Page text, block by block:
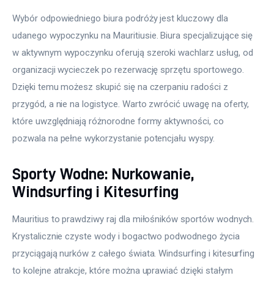
Wybór odpowiedniego biura podróży jest kluczowy dla
udanego wypoczynku na Mauritiusie. Biura specjalizujące się
w aktywnym wypoczynku oferują szeroki wachlarz usług, od
organizacji wycieczek po rezerwację sprzętu sportowego.
Dzięki temu możesz skupić się na czerpaniu radości z
przygód, a nie na logistyce. Warto zwrócić uwagę na oferty,
które uwzględniają różnorodne formy aktywności, co
pozwala na pełne wykorzystanie potencjału wyspy.
Sporty Wodne: Nurkowanie,
Windsurfing i Kitesurfing
Mauritius to prawdziwy raj dla miłośników sportów wodnych.
Krystalicznie czyste wody i bogactwo podwodnego życia
przyciągają nurków z całego świata. Windsurfing i kitesurfing
to kolejne atrakcje, które można uprawiać dzięki stałym